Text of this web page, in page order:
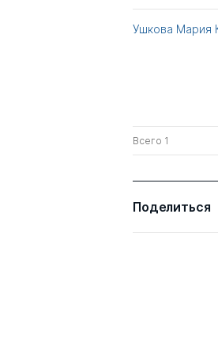
Ушкова Мария
Всего 1
Поделиться